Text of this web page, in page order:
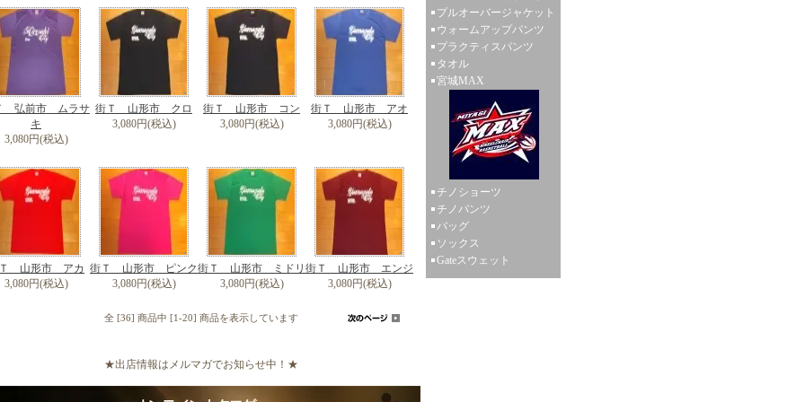
弘前市 ムラサ
キ
3,080円(税込)
街Ｔ 山形市 クロ
3,080円(税込)
街Ｔ 山形市 コン
3,080円(税込)
街Ｔ 山形市 アオ
3,080円(税込)
山形市 アカ
3,080円(税込)
街Ｔ 山形市 ピンク
3,080円(税込)
街Ｔ 山形市 ミドリ
3,080円(税込)
街Ｔ 山形市 エンジ
3,080円(税込)
全 [36] 商品中 [1-20] 商品を表示しています
プルオーバージャケット
ウォームアップパンツ
プラクティスパンツ
タオル
宮城MAX
チノショーツ
チノパンツ
バッグ
ソックス
Gateスウェット
★出店情報はメルマガでお知らせ中！★